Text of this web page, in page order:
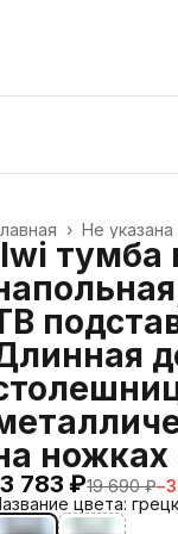
Не указана
›
тумба
ножках
783 ₽19 690 ₽−
цвета: